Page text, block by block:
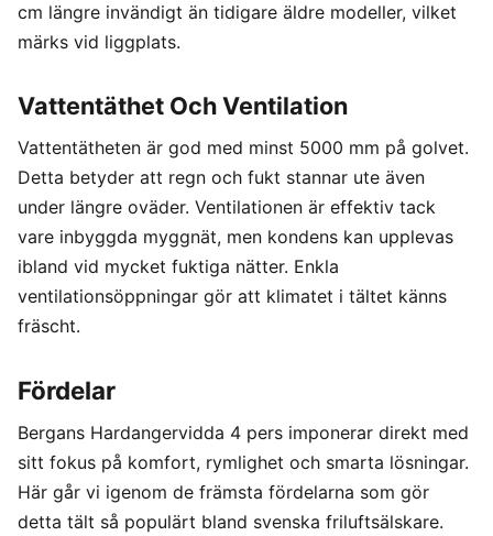
cm längre invändigt än tidigare äldre modeller, vilket
märks vid liggplats.
Vattentäthet Och Ventilation
Vattentätheten är god med minst 5000 mm på golvet.
Detta betyder att regn och fukt stannar ute även
under längre oväder. Ventilationen är effektiv tack
vare inbyggda myggnät, men kondens kan upplevas
ibland vid mycket fuktiga nätter. Enkla
ventilationsöppningar gör att klimatet i tältet känns
fräscht.
Fördelar
Bergans Hardangervidda 4 pers imponerar direkt med
sitt fokus på komfort, rymlighet och smarta lösningar.
Här går vi igenom de främsta fördelarna som gör
detta tält så populärt bland svenska friluftsälskare.